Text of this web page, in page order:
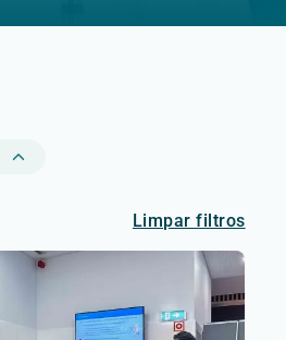
Limpar filtros